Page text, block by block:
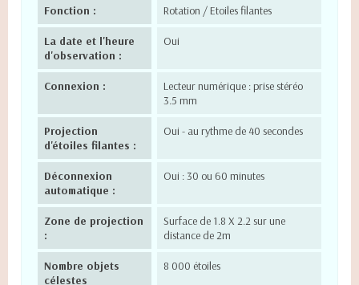
Fonction : Rotation / Etoiles filantes
La date et l'heure
d'observation :
Oui
Connexion :
Lecteur numérique : prise stéréo
3.5 mm
Projection
d'étoiles filantes :
Oui - au rythme de 40 secondes
Déconnexion
automatique :
Oui : 30 ou 60 minutes
Zone de projection
:
Surface de 1.8 X 2.2 sur une
distance de 2m
Nombre objets
célestes
8 000 étoiles